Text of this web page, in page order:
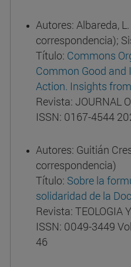
Autores: Albareda,
correspondencia);
Título: Commons
Common Good
Action. Insights
Revista: JOURNAL
ISSN: 0167-4544
Autores: Guitián
correspondencia)
Título: Sobre la
solidaridad de la
Revista: TEOLOGIA
ISSN: 0049-3449
46